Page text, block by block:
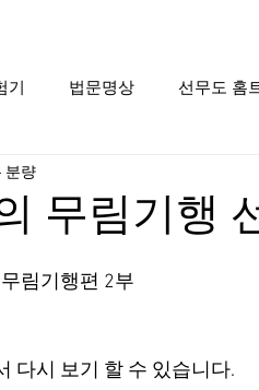
법문명상 선무도 홈
무도사진
무림기행
분량
림기행편 2부
다시 보기 할 수 있습니다.